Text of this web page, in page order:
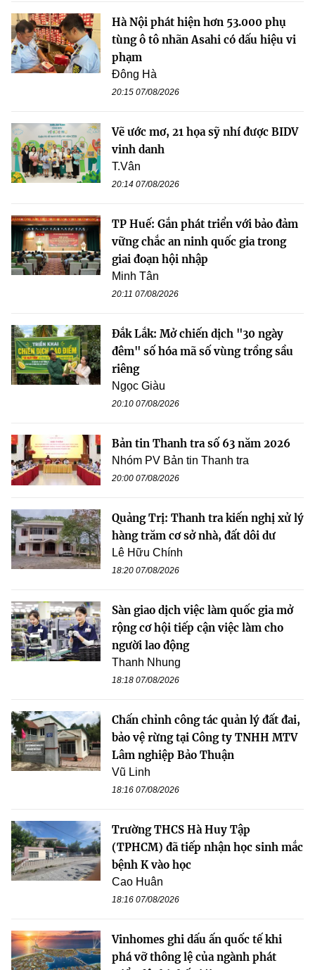
Hà Nội phát hiện hơn 53.000 phụ
tùng ô tô nhãn Asahi có dấu hiệu vi
phạm
Đông Hà
20:15 07/08/2026
Vẽ ước mơ, 21 họa sỹ nhí được BIDV
vinh danh
T.Vân
20:14 07/08/2026
TP Huế: Gắn phát triển với bảo đảm
vững chắc an ninh quốc gia trong
giai đoạn hội nhập
Minh Tân
20:11 07/08/2026
Đắk Lắk: Mở chiến dịch "30 ngày
đêm" số hóa mã số vùng trồng sầu
riêng
Ngọc Giàu
20:10 07/08/2026
Bản tin Thanh tra số 63 năm 2026
Nhóm PV Bản tin Thanh tra
20:00 07/08/2026
Quảng Trị: Thanh tra kiến nghị xử lý
hàng trăm cơ sở nhà, đất dôi dư
Lê Hữu Chính
18:20 07/08/2026
Sàn giao dịch việc làm quốc gia mở
rộng cơ hội tiếp cận việc làm cho
người lao động
Thanh Nhung
18:18 07/08/2026
Chấn chỉnh công tác quản lý đất đai,
bảo vệ rừng tại Công ty TNHH MTV
Lâm nghiệp Bảo Thuận
Vũ Linh
18:16 07/08/2026
Trường THCS Hà Huy Tập
(TPHCM) đã tiếp nhận học sinh mắc
bệnh K vào học
Cao Huân
18:16 07/08/2026
Vinhomes ghi dấu ấn quốc tế khi
phá vỡ thông lệ của ngành phát